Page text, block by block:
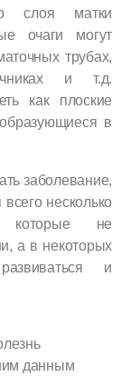
слоя матки
очаги могут
трубах,
и т.д.
как плоские
в
заболевание,
несколько
которые не
а в некоторых
и
данным